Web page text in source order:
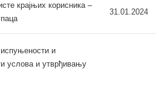
крајњих корисника –
31.01.2024
и
услова и утврђивању